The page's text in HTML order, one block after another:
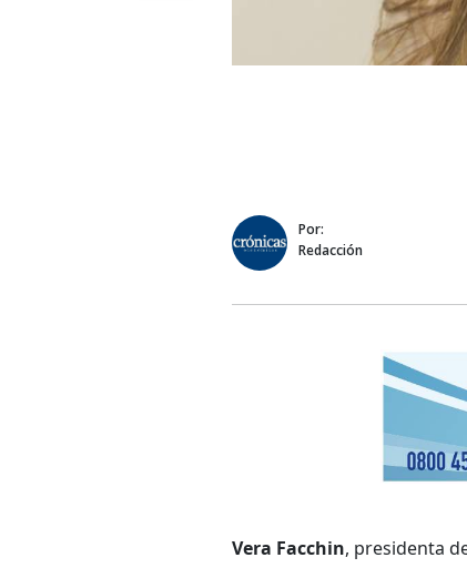
Por:
Redacción
Vera Facchin, presidenta